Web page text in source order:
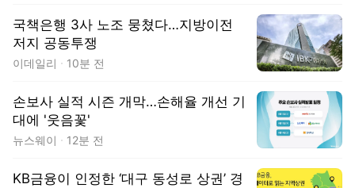
국책은행 3사 노조 뭉쳤다…지방이전
저지 공동투쟁
이데일리 10분 전
손보사 실적 시즌 개막…손해율 개선 기
대에 '웃음꽃'
뉴스웨이 12분 전
KB금융이 인정한 ‘대구 동성로 상권’ 경